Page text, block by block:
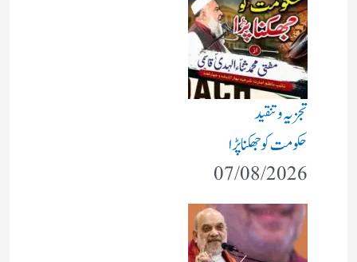
تجزیہ و تنقید
حکومت کو جھکنا پڑا
07/08/2026